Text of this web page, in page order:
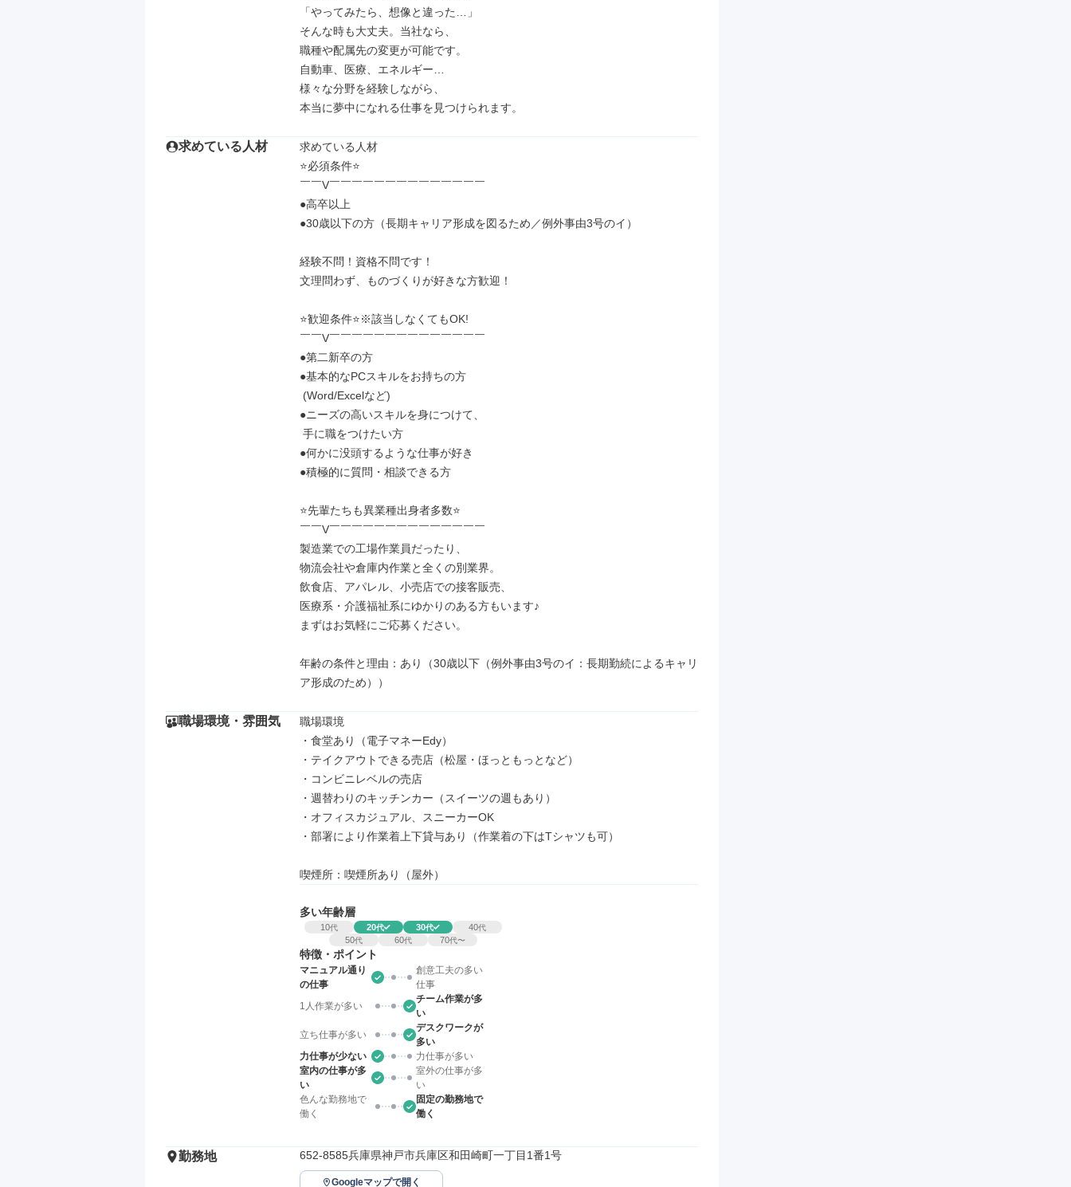
「やってみたら、想像と違った…」
そんな時も大丈夫。当社なら、
職種や配属先の変更が可能です。
自動車、医療、エネルギー…
様々な分野を経験しながら、
本当に夢中になれる仕事を見つけられます。
求めている人材
求めている人材
⭐必須条件⭐
￣￣V￣￣￣￣￣￣￣￣￣￣￣￣￣￣
●高卒以上
●30歳以下の方（長期キャリア形成を図るため／例外事由3号のイ）
経験不問！資格不問です！
文理問わず、ものづくりが好きな方歓迎！
⭐歓迎条件⭐※該当しなくてもOK!
￣￣V￣￣￣￣￣￣￣￣￣￣￣￣￣￣
●第二新卒の方
●基本的なPCスキルをお持ちの方
●ニーズの高いスキルを身につけて、
●何かに没頭するような仕事が好き
●積極的に質問・相談できる方
⭐先輩たちも異業種出身者多数⭐
￣￣V￣￣￣￣￣￣￣￣￣￣￣￣￣￣
製造業での工場作業員だったり、
物流会社や倉庫内作業と全くの別業界。
飲食店、アパレル、小売店での接客販売、
医療系・介護福祉系にゆかりのある方もいます♪
まずはお気軽にご応募ください。
年齢の条件と理由：あり（30歳以下（例外事由3号のイ：長期勤続によるキャリ
ア形成のため））
職場環境・雰囲気
職場環境
・食堂あり（電子マネーEdy）
・テイクアウトできる売店（松屋・ほっともっとなど）
・コンビニレベルの売店
・週替わりのキッチンカー（スイーツの週もあり）
・オフィスカジュアル、スニーカーOK
・部署により作業着上下貸与あり（作業着の下はTシャツも可）
喫煙所：喫煙所あり（屋外）
多い年齢層
10代 20代 30代 40代
50代 60代 70代〜
特徴・ポイント
マニュアル通り
の仕事
創意工夫の多い
仕事
1人作業が多い
チーム作業が多
い
立ち仕事が多い
デスクワークが
多い
力仕事が少ない
力仕事が多い
室内の仕事が多
い
室外の仕事が多
い
色んな勤務地で
働く
固定の勤務地で
働く
勤務地 652-8585兵庫県神戸市兵庫区和田崎町一丁目1番1号
Googleマップで開く